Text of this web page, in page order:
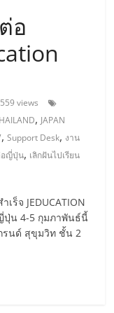
อ
559 views
, JAPAN
,Support Desk, งาน
อญี่ปุ่น, เลิกฝันไปเรียน
ร็จ JEDUCATION
ปุ่น 4-5 กุมภาพันธ์นี้
รนด์ สุขุมวิท ชั้น 2